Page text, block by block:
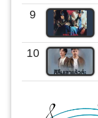
9
10